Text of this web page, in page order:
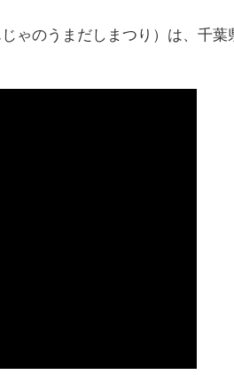
ゃのうまだしまつり）は、千葉